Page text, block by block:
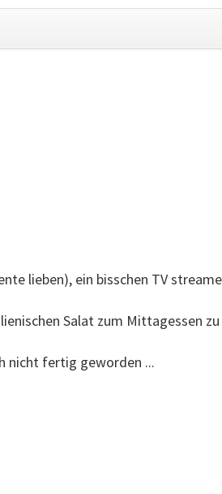
überspringen
lieben), ein bisschen TV
Salat zum Mittagessen zu
nicht fertig geworden ...